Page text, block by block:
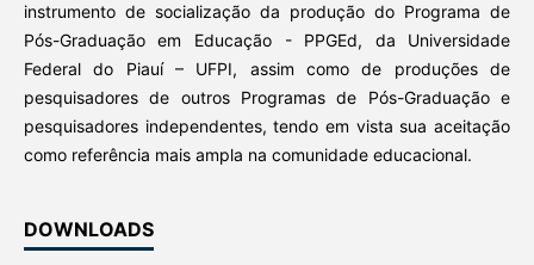
instrumento de socialização da produção do Programa de
Pós-Graduação em Educação - PPGEd, da Universidade
Federal do Piauí – UFPI, assim como de produções de
pesquisadores de outros Programas de Pós-Graduação e
pesquisadores independentes, tendo em vista sua aceitação
como referência mais ampla na comunidade educacional.
DOWNLOADS